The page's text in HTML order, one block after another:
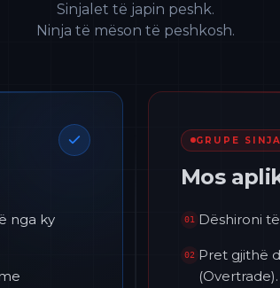
Sinjalet të japin peshk.
Ninja të mëson të peshkosh.
GRUPE
Mos
01 Dëshironi
02 Pret gjithë
(Overtrade).
nga ky